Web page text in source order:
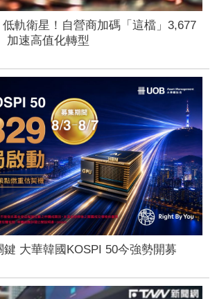
軌衛星！自營商加碼「這檔」3,677
速高值化轉型
鍵 大華韓國KOSPI 50今強勢開募